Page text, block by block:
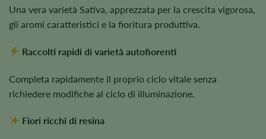
Una vera varietà Sativa, apprezzata per la crescita vigorosa,
gli aromi caratteristici e la fioritura produttiva.
Raccolti rapidi di varietà autofiorenti
Completa rapidamente il proprio ciclo vitale senza
richiedere modifiche al ciclo di illuminazione.
Fiori ricchi di resina